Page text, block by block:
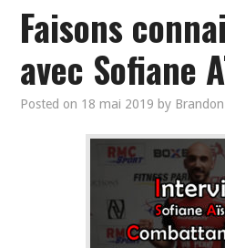
Faisons
avec Sofiane
Posted on 18 mai 2019 by Brandon